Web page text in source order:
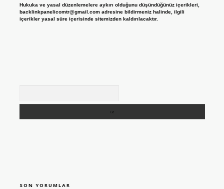
Hukuka ve yasal düzenlemelere aykırı olduğunu düşündüğünüz içerikleri,
backlinkpanelicomtr@gmail.comadresine bildirmeniz halinde, ilgili
içerikler yasal süre içerisinde sitemizden kaldırılacaktır.
SON YORUMLAR